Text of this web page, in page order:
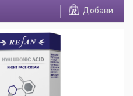
Добави